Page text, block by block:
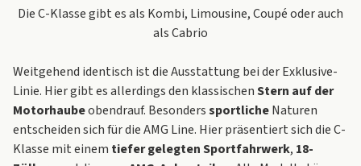
Die C-Klasse gibt es als Kombi, Limousine, Coupé oder auch
als Cabrio
Weitgehend identisch ist die Ausstattung bei der Exklusive-
Linie. Hier gibt es allerdings den klassischenStern auf der
Motorhaubeobendrauf. BesonderssportlicheNaturen
entscheiden sich für die AMG Line. Hier präsentiert sich die C-
Klasse mit einem tiefer gelegten Sportfahrwerk, 18-